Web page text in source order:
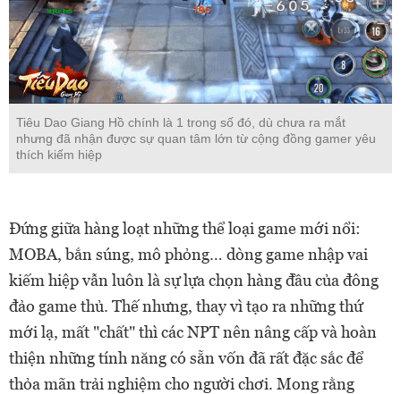
Tiêu Dao Giang Hồ chính là 1 trong số đó, dù chưa ra mắt
nhưng đã nhận được sự quan tâm lớn từ cộng đồng gamer yêu
thích kiếm hiệp
Đứng giữa hàng loạt những thể loại game mới nổi:
MOBA, bắn súng, mô phỏng… dòng game nhập vai
kiếm hiệp vẫn luôn là sự lựa chọn hàng đầu của đông
đảo game thủ. Thế nhưng, thay vì tạo ra những thứ
mới lạ, mất "chất" thì các NPT nên nâng cấp và hoàn
thiện những tính năng có sẵn vốn đã rất đặc sắc để
thỏa mãn trải nghiệm cho người chơi. Mong rằng